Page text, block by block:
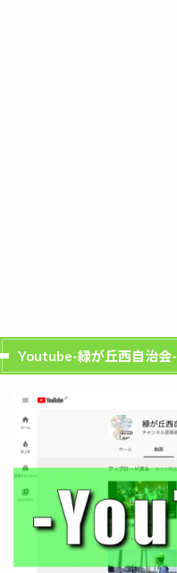
Youtube-緑が丘西自治会-